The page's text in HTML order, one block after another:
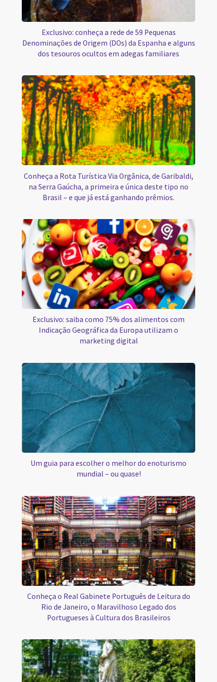
Exclusivo: conheça a rede de 59 Pequenas
Denominações de Origem (DOs) da Espanha e alguns
dos tesouros ocultos em adegas familiares
Conheça a Rota Turística Via Orgânica, de Garibaldi,
na Serra Gaúcha, a primeira e única deste tipo no
Brasil – e que já está ganhando prêmios.
Exclusivo: saiba como 75% dos alimentos com
Indicação Geográfica da Europa utilizam o
marketing digital
Um guia para escolher o melhor do enoturismo
mundial – ou quase!
Conheça o Real Gabinete Português de Leitura do
Rio de Janeiro, o Maravilhoso Legado dos
Portugueses à Cultura dos Brasileiros